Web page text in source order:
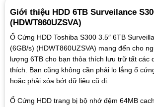
Giới thiệu HDD 6TB Surveilance
(HDWT860UZSVA)
Ổ Cứng HDD Toshiba S300 3.5″ 6TB
(6GB/s) (HDWT860UZSVA) mang đến cho
lượng 6TB cho bạn thỏa thích lưu trữ tất các
thích. Bạn cũng không cần phải lo lắng ổ
hoặc phải xóa bớt dữ liệu cũ đi.
Ổ Cứng HDD trang bị bộ nhớ đệm 64MB